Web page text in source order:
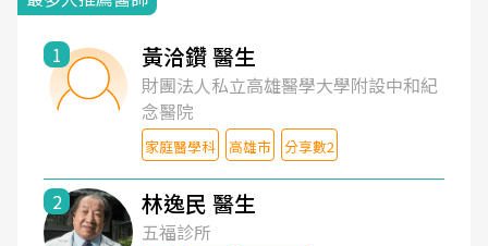
1 黃洽鑽 醫生
財團法人私立高雄醫學大學附設中和紀
念醫院
家庭醫學科 高雄市 分享數2
2 林逸民 醫生
五福診所